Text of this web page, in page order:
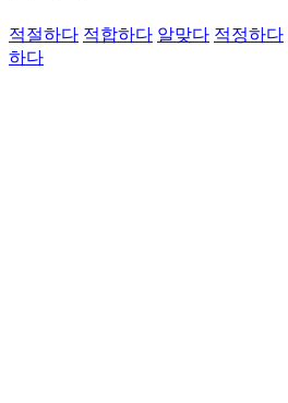
적절하다 적합하다 알맞다 적정하다
하다